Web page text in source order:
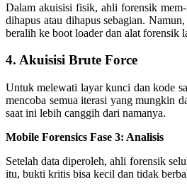
Dalam akuisisi fisik, ahli forensik
dihapus atau dihapus sebagian.
beralih ke boot loader dan alat forensik
4. Akuisisi Brute Force
Untuk melewati layar kunci dan kode
mencoba semua iterasi yang mungkin
saat ini lebih canggih dari namanya.
Mobile Forensics Fase 3: Analisis
Setelah data diperoleh, ahli forensik
itu, bukti kritis bisa kecil dan tidak